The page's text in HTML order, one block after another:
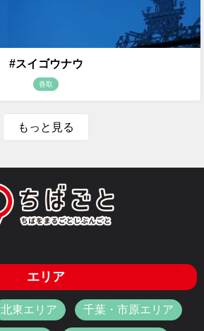
#スイゴウナウ
香取
もっと見る
エリア
北東エリア 千葉・市原エリア